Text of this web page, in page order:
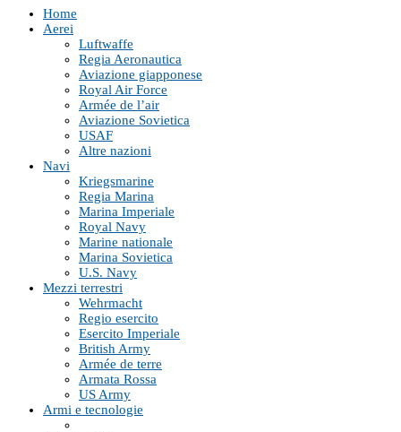
Home
Aerei
Luftwaffe
Regia Aeronautica
Aviazione giapponese
Royal Air Force
Armée de l’air
Aviazione Sovietica
USAF
Altre nazioni
Navi
Kriegsmarine
Regia Marina
Marina Imperiale
Royal Navy
Marine nationale
Marina Sovietica
U.S. Navy
Mezzi terrestri
Wehrmacht
Regio esercito
Esercito Imperiale
British Army
Armée de terre
Armata Rossa
US Army
Armi e tecnologie